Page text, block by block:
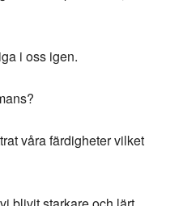
i oss igen.
våra färdigheter vilket